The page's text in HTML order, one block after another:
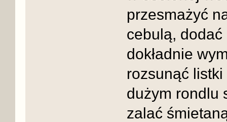
przesmażyć
cebulą,
dokładnie
rozsunąć listki
dużym rondlu
zalać